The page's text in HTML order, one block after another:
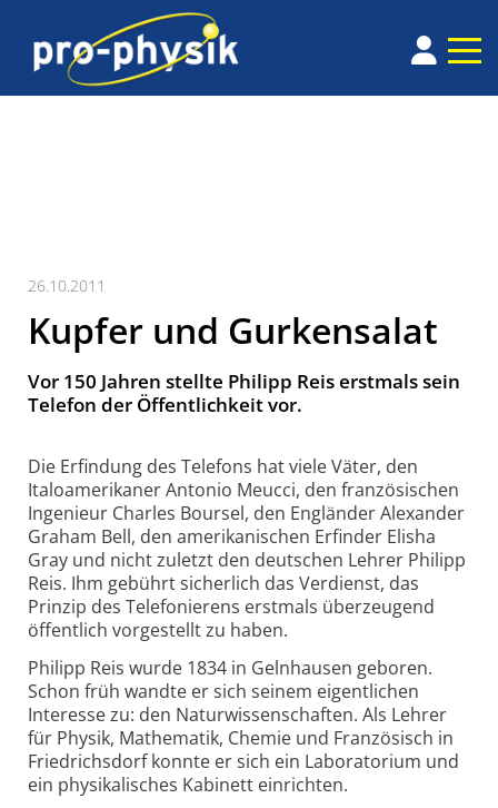
26.10.2011
Kupfer und Gurkensalat
Vor 150 Jahren stellte Philipp Reis erstmals sein
Telefon der Öffentlichkeit vor.
Die Erfindung des Telefons hat viele Väter, den
Italoamerikaner Antonio Meucci, den französischen
Ingenieur Charles Boursel, den Engländer Alexander
Graham Bell, den amerikanischen Erfinder Elisha
Gray und nicht zuletzt den deutschen Lehrer Philipp
Reis. Ihm gebührt sicherlich das Verdienst, das
Prinzip des Telefonierens erstmals überzeugend
öffentlich vorgestellt zu haben.
Philipp Reis wurde 1834 in Gelnhausen geboren.
Schon früh wandte er sich seinem eigentlichen
Interesse zu: den Naturwissenschaften. Als Lehrer
für Physik, Mathematik, Chemie und Französisch in
Friedrichsdorf konnte er sich ein Laboratorium und
ein physikalisches Kabinett einrichten.